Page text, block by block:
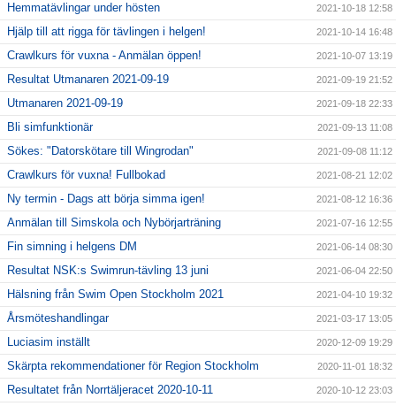
Hemmatävlingar under hösten 2021-10-18 12:58
Hjälp till att rigga för tävlingen i helgen! 2021-10-14 16:48
Crawlkurs för vuxna - Anmälan öppen! 2021-10-07 13:19
Resultat Utmanaren 2021-09-19 2021-09-19 21:52
Utmanaren 2021-09-19 2021-09-18 22:33
Bli simfunktionär 2021-09-13 11:08
Sökes: "Datorskötare till Wingrodan" 2021-09-08 11:12
Crawlkurs för vuxna! Fullbokad 2021-08-21 12:02
Ny termin - Dags att börja simma igen! 2021-08-12 16:36
Anmälan till Simskola och Nybörjarträning 2021-07-16 12:55
Fin simning i helgens DM 2021-06-14 08:30
Resultat NSK:s Swimrun-tävling 13 juni 2021-06-04 22:50
Hälsning från Swim Open Stockholm 2021 2021-04-10 19:32
Årsmöteshandlingar 2021-03-17 13:05
Luciasim inställt 2020-12-09 19:29
Skärpta rekommendationer för Region Stockholm 2020-11-01 18:32
Resultatet från Norrtäljeracet 2020-10-11 2020-10-12 23:03